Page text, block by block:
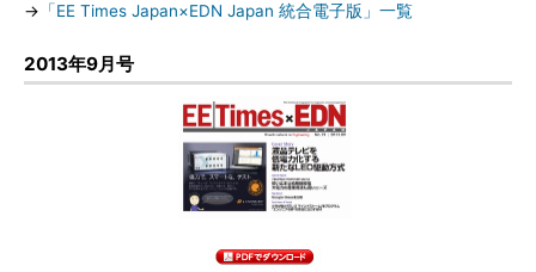
→ 「EE Times Japan×EDN Japan 統合電子版」一覧
2013年9月号